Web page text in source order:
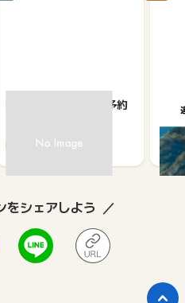
楽天ぐるなびネット予約
80
遊
ッ
ュー
をシェアしよう